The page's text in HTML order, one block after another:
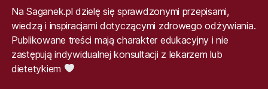
Na Saganek.pl dzielę się sprawdzonymi przepisami,
wiedzą i inspiracjami dotyczącymi zdrowego odżywiania.
Publikowane treści mają charakter edukacyjny i nie
zastępują indywidualnej konsultacji z lekarzem lub
dietetykiem